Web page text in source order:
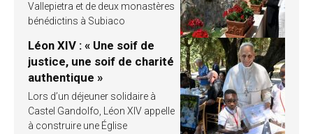
Vallepietra et de deux monastères
bénédictins à Subiaco
Léon XIV : « Une soif de
justice, une soif de charité
authentique »
Lors d’un déjeuner solidaire à
Castel Gandolfo, Léon XIV appelle
à construire une Église